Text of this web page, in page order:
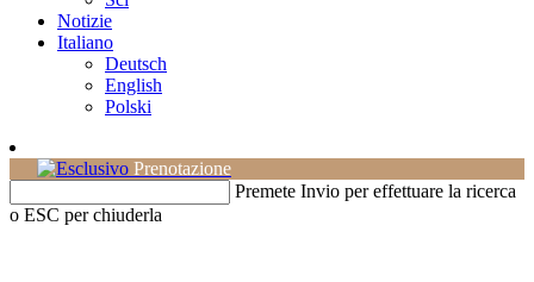
Notizie
Italiano
Deutsch
English
Polski
Prenotazione
Premete Invio per effettuare la ricerca
o ESC per chiuderla